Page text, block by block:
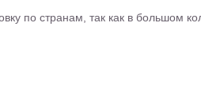
по странам, так как в большом